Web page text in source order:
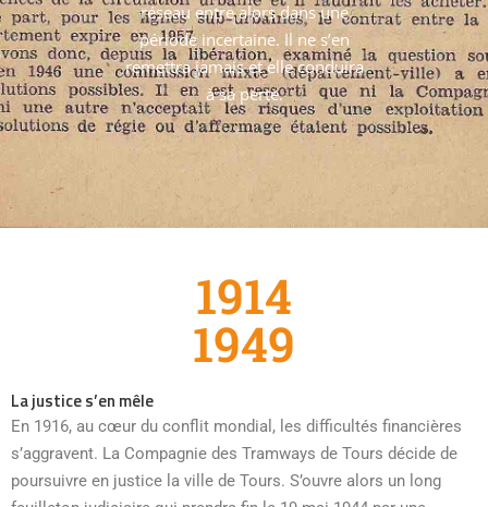
réseau entre alors dans une
période incertaine. Il ne s’en
remettra jamais et elle conduira
à sa perte.
1914
1949
La justice s’en mêle
En 1916, au cœur du conflit mondial, les difficultés financières
s’aggravent. La Compagnie des Tramways de Tours décide de
poursuivre en justice la ville de Tours. S’ouvre alors un long